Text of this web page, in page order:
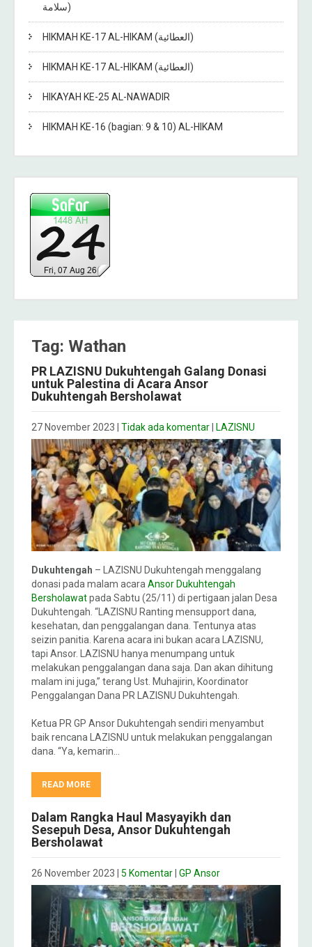
سلامة)
HIKMAH KE-17 AL-HIKAM (العطائية)
HIKMAH KE-17 AL-HIKAM (العطائية)
HIKAYAH KE-25 AL-NAWADIR
HIKMAH KE-16 (bagian: 9 & 10) AL-HIKAM
Tag: Wathan
PR LAZISNU Dukuhtengah Galang Donasi
untuk Palestina di Acara Ansor
Dukuhtengah Bersholawat
27 November 2023 Tidak ada komentar LAZISNU
Dukuhtengah – LAZISNU Dukuhtengah menggalang
donasi pada malam acara Ansor Dukuhtengah
Bersholawatpada Sabtu (25/11) di pertigaan jalan Desa
Dukuhtengah. “LAZISNU Ranting mensupport dana,
kesehatan, dan penggalangan dana. Tentunya atas
seizin panitia. Karena acara ini bukan acara LAZISNU,
tapi Ansor. LAZISNU hanya menumpang untuk
melakukan penggalangan dana saja. Dan akan dihitung
malam ini juga,” terang Ust. Muhajirin, Koordinator
Penggalangan Dana PR LAZISNU Dukuhtengah.
Ketua PR GP Ansor Dukuhtengah sendiri menyambut
baik rencana LAZISNU untuk melakukan penggalangan
dana. “Ya, kemarin…
READ MORE
Dalam Rangka Haul Masyayikh dan
Sesepuh Desa, Ansor Dukuhtengah
Bersholawat
26 November 2023 5 Komentar GP Ansor